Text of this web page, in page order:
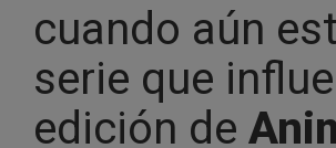
cuando aún
serie que
edición de